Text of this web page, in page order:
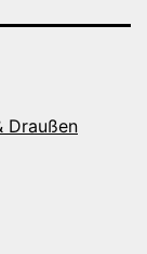
Draußen